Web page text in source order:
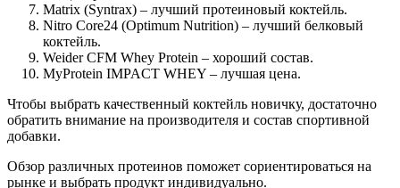
Matrix (Syntrax) – лучший протеиновый коктейль.
Nitro Core24 (Optimum Nutrition) – лучший белковый
коктейль.
Weider CFM Whey Protein – хороший состав.
MyProtein IMPACT WHEY – лучшая цена.
Чтобы выбрать качественный коктейль новичку, достаточно
обратить внимание на производителя и состав спортивной
добавки.
Обзор различных протеинов поможет сориентироваться на
рынке и выбрать продукт индивидуально.